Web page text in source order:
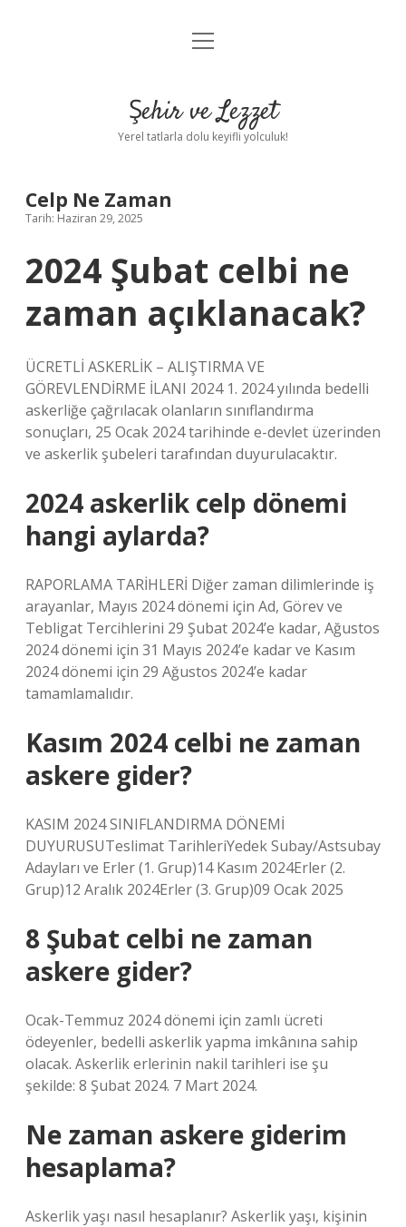
Anasayfa
Yasal Uyarı
menüyü
Şehir ve Lezzet
Yerel tatlarla dolu keyifli yolculuk!
Celp Ne Zaman
Tarih: Haziran 29, 2025
2024 Şubat celbi ne
zaman açıklanacak?
ÜCRETLİ ASKERLİK – ALIŞTIRMA VE
GÖREVLENDİRME İLANI 2024 1. 2024 yılında bedelli
askerliğe çağrılacak olanların sınıflandırma
sonuçları, 25 Ocak 2024 tarihinde e-devlet üzerinden
ve askerlik şubeleri tarafından duyurulacaktır.
2024 askerlik celp dönemi
hangi aylarda?
RAPORLAMA TARİHLERİ Diğer zaman dilimlerinde iş
arayanlar, Mayıs 2024 dönemi için Ad, Görev ve
Tebligat Tercihlerini 29 Şubat 2024’e kadar, Ağustos
2024 dönemi için 31 Mayıs 2024’e kadar ve Kasım
2024 dönemi için 29 Ağustos 2024’e kadar
tamamlamalıdır.
Kasım 2024 celbi ne zaman
askere gider?
KASIM 2024 SINIFLANDIRMA DÖNEMİ
DUYURUSUTeslimat TarihleriYedek Subay/Astsubay
Adayları ve Erler (1. Grup)14 Kasım 2024Erler (2.
Grup)12 Aralık 2024Erler (3. Grup)09 Ocak 2025
8 Şubat celbi ne zaman
askere gider?
Ocak-Temmuz 2024 dönemi için zamlı ücreti
ödeyenler, bedelli askerlik yapma imkânına sahip
olacak. Askerlik erlerinin nakil tarihleri ​​ise şu
şekilde: 8 Şubat 2024. 7 Mart 2024.
Ne zaman askere giderim
hesaplama?
Askerlik yaşı nasıl hesaplanır? Askerlik yaşı, kişinin